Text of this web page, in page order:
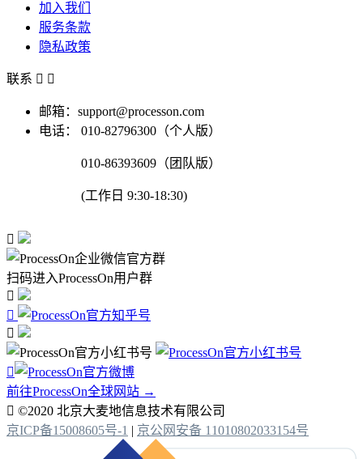
加入我们
服务条款
隐私政策
联系  
邮箱：support@processon.com
电话：
010-82796300（个人版）
010-86393609（团队版）
(工作日 9:30-18:30)

扫码进入ProcessOn用户群




前往ProcessOn全球网站 →
 ©2020 北京大麦地信息技术有限公司
京ICP备15008605号-1 | 京公网安备 11010802033154号